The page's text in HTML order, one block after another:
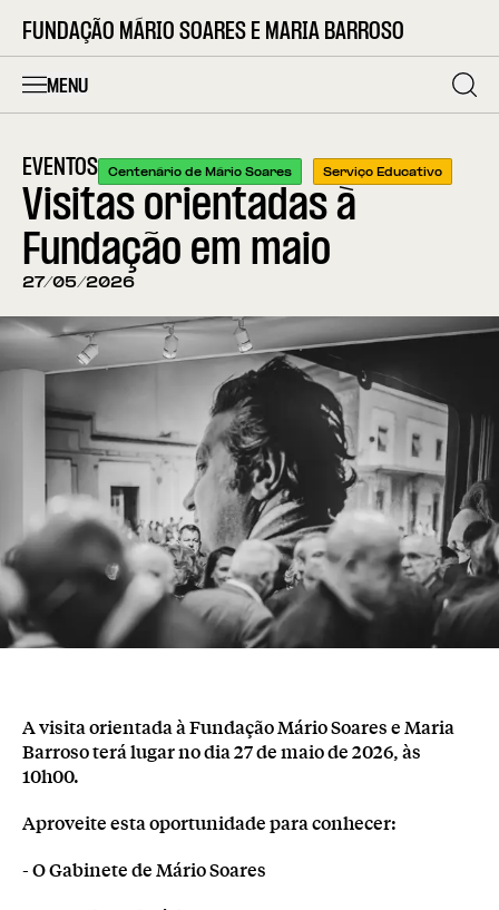
FUNDAÇÃO MÁRIO SOARES E MARIA BARROSO
MENU
EVENTOS Centenário de Mário Soares Serviço Educativo
Visitas orientadas à
Fundação em maio
27/05/2026
A visita orientada à Fundação Mário Soares e Maria
Barroso terá lugar no dia 27 de maio de 2026, às
10h00.
Aproveite esta oportunidade para conhecer:
- O Gabinete de Mário Soares